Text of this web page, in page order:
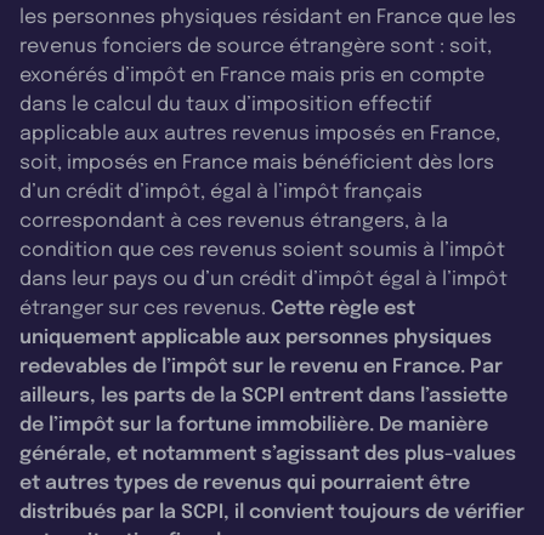
les personnes physiques résidant en France que les
revenus fonciers de source étrangère sont : soit,
exonérés d’impôt en France mais pris en compte
dans le calcul du taux d’imposition effectif
applicable aux autres revenus imposés en France,
soit, imposés en France mais bénéficient dès lors
d’un crédit d’impôt, égal à l’impôt français
correspondant à ces revenus étrangers, à la
condition que ces revenus soient soumis à l’impôt
dans leur pays ou d’un crédit d’impôt égal à l’impôt
étranger sur ces revenus. Cette règle est
uniquement applicable aux personnes physiques
redevables de l’impôt sur le revenu en France. Par
ailleurs, les parts de la SCPI entrent dans l’assiette
de l’impôt sur la fortune immobilière. De manière
générale, et notamment s’agissant des plus-values
et autres types de revenus qui pourraient être
distribués par la SCPI, il convient toujours de vérifier